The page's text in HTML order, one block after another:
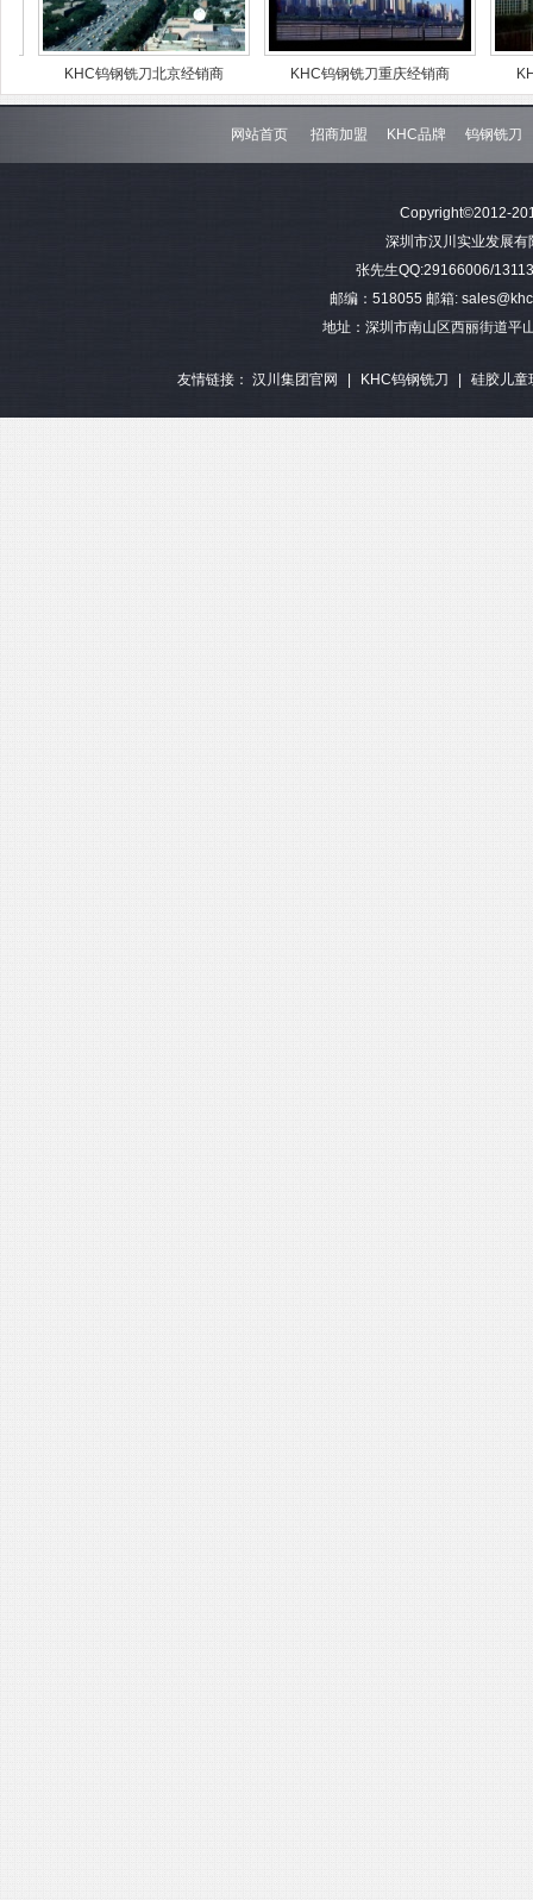
KHC钨钢铣刀北京经销商 KHC钨钢铣刀重庆经销商 KHC钨钢
网站首页 招商加盟 KHC品牌 钨钢铣刀
Copyright©2012-
深圳市汉川实业发展
张先生QQ:29166006/
邮编：518055 邮箱:
地址：深圳市南山区西丽街道平
友情链接： 汉川集团官网 KHC钨钢铣刀 硅胶儿童